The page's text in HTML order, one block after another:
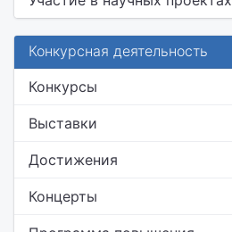
Конкурсная деятельность
Конкурсы
Выставки
Достижения
Концерты